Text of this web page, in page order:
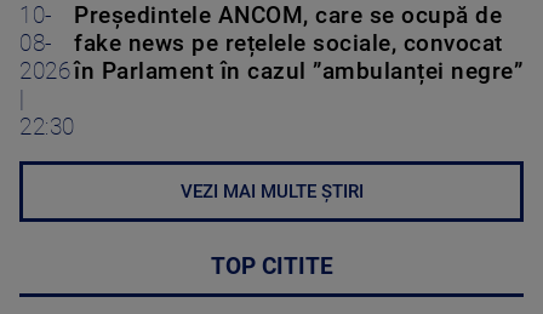
10-
08-
2026
|
22:30
Președintele ANCOM, care se ocupă de
fake news pe rețelele sociale, convocat
în Parlament în cazul ”ambulanței negre”
VEZI MAI MULTE ȘTIRI
TOP CITITE